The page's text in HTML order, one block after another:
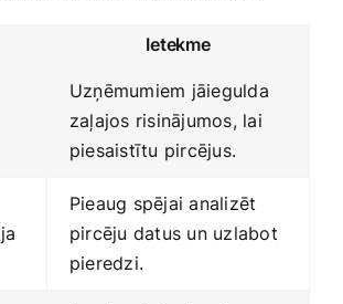
Ietekme
Uzņēmumiem jāiegulda
zaļajos risinājumos, lai
piesaistītu pircējus.
Pieaug spējai analizēt⁣
pircēju datus un uzlabot
pieredzi.